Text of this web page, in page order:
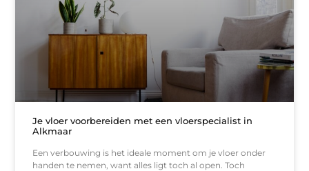
Je vloer voorbereiden met een vloerspecialist in
Alkmaar
Een verbouwing is het ideale moment om je vloer onder
handen te nemen, want alles ligt toch al open. Toch